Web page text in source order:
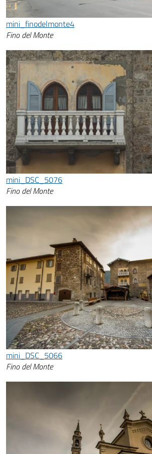
mini_finodelmonte4
Fino del Monte
mini_DSC_5076
Fino del Monte
mini_DSC_5066
Fino del Monte